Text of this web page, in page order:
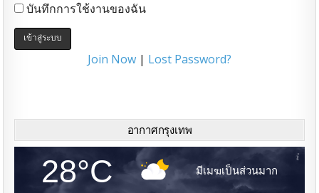
บันทึกการใช้งานของฉัน
Join Now | Lost Password?
อากาศกรุงเทพ
28°C มีเมฆเป็นส่วนมาก